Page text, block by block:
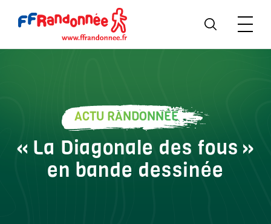
ACTU RANDONNÉE
« La Diagonale des fous »
en bande dessinée